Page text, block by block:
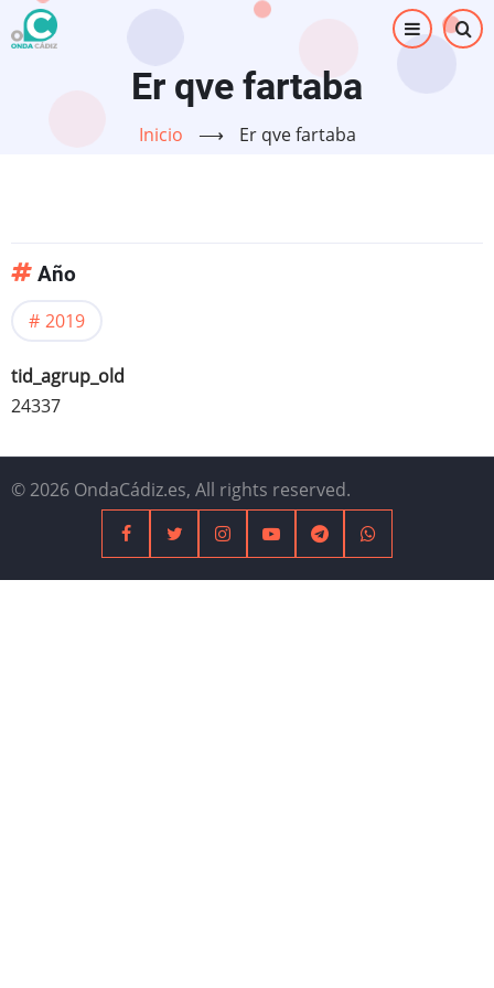
Pasar
al
Er qve fartaba
Inicio ⟶ Er qve fartaba
Año
2019
tid_agrup_old
24337
© 2026 OndaCádiz.es, All rights reserved.